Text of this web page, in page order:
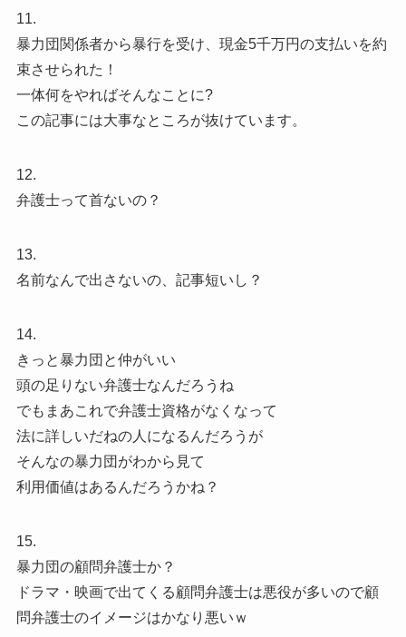
11.
暴力団関係者から暴行を受け、現金5千万円の支払いを約
束させられた！
一体何をやればそんなことに?
この記事には大事なところが抜けています。
12.
弁護士って首ないの？
13.
名前なんで出さないの、記事短いし？
14.
きっと暴力団と仲がいい
頭の足りない弁護士なんだろうね
でもまあこれで弁護士資格がなくなって
法に詳しいだねの人になるんだろうが
そんなの暴力団がわから見て
利用価値はあるんだろうかね？
15.
暴力団の顧問弁護士か？
ドラマ・映画で出てくる顧問弁護士は悪役が多いので顧
問弁護士のイメージはかなり悪いｗ